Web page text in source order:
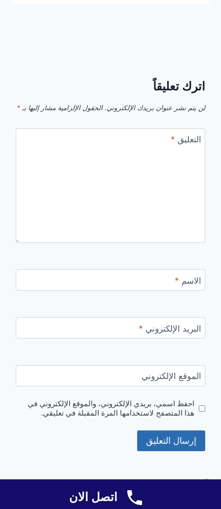
اترك تعليقاً
لن يتم نشر عنوان بريدك الإلكتروني. الحقول الإلزامية مشار إليها بـ *
التعليق *
الاسم *
البريد الإلكتروني *
الموقع الإلكتروني
احفظ اسمي، بريدي الإلكتروني، والموقع الإلكتروني في
هذا المتصفح لاستخدامها المرة المقبلة في تعليقي.
البحث
اتصل الان